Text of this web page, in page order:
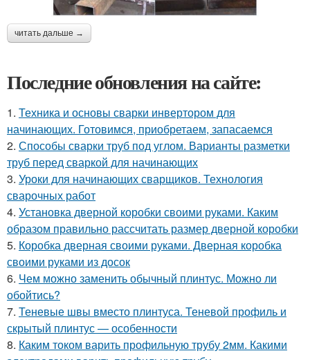
читать дальше →
Последние обновления на сайте:
1. Техника и основы сварки инвертором для
начинающих. Готовимся, приобретаем, запасаемся
2. Способы сварки труб под углом. Варианты разметки
труб перед сваркой для начинающих
3. Уроки для начинающих сварщиков. Технология
сварочных работ
4. Установка дверной коробки своими руками. Каким
образом правильно рассчитать размер дверной коробки
5. Коробка дверная своими руками. Дверная коробка
своими руками из досок
6. Чем можно заменить обычный плинтус. Можно ли
обойтись?
7. Теневые швы вместо плинтуса. Теневой профиль и
скрытый плинтус — особенности
8. Каким током варить профильную трубу 2мм. Какими